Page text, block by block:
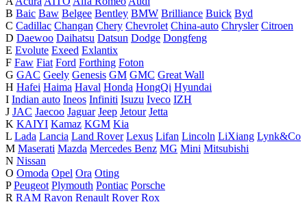
B Baic Baw Belgee Bentley BMW Brilliance Buick Byd
C Cadillac Changan Chery Chevrolet China-auto Chrysler Citroen
D Daewoo Daihatsu Datsun Dodge Dongfeng
E Evolute Exeed Exlantix
F Faw Fiat Ford Forthing Foton
G GAC Geely Genesis GM GMC Great Wall
H Hafei Haima Haval Honda HongQi Hyundai
I Indian auto Ineos Infiniti Isuzu Iveco IZH
J JAC Jaecoo Jaguar Jeep Jetour Jetta
K KAIYI Kamaz KGM Kia
L Lada Lancia Land Rover Lexus Lifan Lincoln LiXiang Lynk&Co
M Maserati Mazda Mercedes Benz MG Mini Mitsubishi
N Nissan
O Omoda Opel Ora Oting
P Peugeot Plymouth Pontiac Porsche
R RAM Ravon Renault Rover Rox